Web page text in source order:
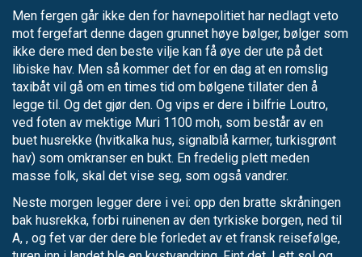
Men fergen går ikke den for havnepolitiet har nedlagt veto
mot fergefart denne dagen grunnet høye bølger, bølger som
ikke dere med den beste vilje kan få øye der ute på det
libiske hav. Men så kommer det for en dag at en romslig
taxibåt vil gå om en times tid om bølgene tillater den å
legge til. Og det gjør den. Og vips er dere i bilfrie Loutro,
ved foten av mektige Muri 1100 moh, som består av en
buet husrekke (hvitkalka hus, signalblå karmer, turkisgrønt
hav) som omkranser en bukt. En fredelig plett meden
masse folk, skal det vise seg, som også vandrer.
Neste morgen legger dere i vei: opp den bratte skråningen
bak husrekka, forbi ruinenen av den tyrkiske borgen, ned til
A, , og fet var der dere ble forledet av et fransk reisefølge,